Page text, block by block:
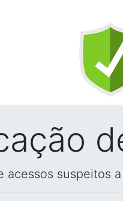
acessos suspeitos